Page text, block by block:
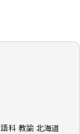
科 教諭 北海道